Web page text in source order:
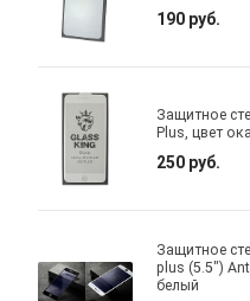
190 руб.
Защитное
Plus, цвет
250 руб.
Защитное
plus (5.5")
белый